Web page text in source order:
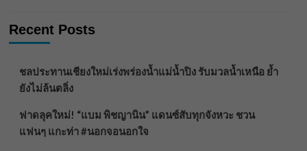
Recent Posts
ชลประทานเชียงใหม่เร่งพร่องน้ำแม่น้ำปิง รับมวลน้ำเหนือ ย้ำ
ยังไม่ล้นตลิ่ง
ฟาดลุคใหม่! “แบม พิชญานิน” แดนซ์สับทุกจังหวะ ชวน
แฟนๆ แกะท่า #นอกจอนอกใจ